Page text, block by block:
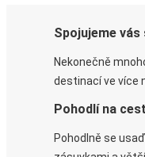
Spojujeme
Nekonečně
destinací ve více
Pohodlí na
Pohodlně se